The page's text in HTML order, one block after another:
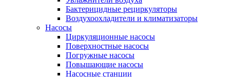
Бактерицидные рециркуляторы
Воздухоохладители и климатизаторы
Насосы
Циркуляционные насосы
Поверхностные насосы
Погружные насосы
Повышающие насосы
Насосные станции